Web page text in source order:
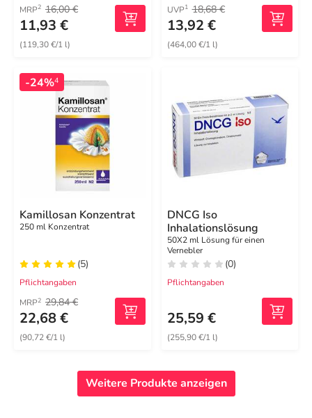
MRP2 16,00 €
11,93 €
(119,30 €/1 l)
UVP1 18,68 €
13,92 €
(464,00 €/1 l)
-24%4
Kamillosan Konzentrat
250 ml Konzentrat
(5)
Pflichtangaben
MRP2 29,84 €
22,68 €
(90,72 €/1 l)
DNCG Iso
Inhalationslösung
50X2 ml Lösung für einen
Vernebler
(0)
Pflichtangaben
25,59 €
(255,90 €/1 l)
Weitere Produkte anzeigen